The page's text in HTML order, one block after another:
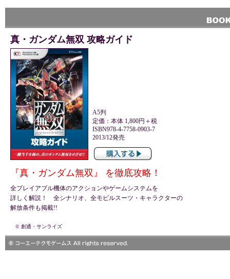
真・ガンダム無双 攻略ガイド
A5判
定価：本体 1,800円＋税
ISBN978-4-7758-0903-7
2013/12発売
『真・ガンダム無双』 を徹底攻略！
全プレイアブル機体のアクションやゲームシステムを
詳しく解説！ 全シナリオ、全モビルスーツ・キャラクターの
解放条件も掲載!!
© 創通・サンライズ